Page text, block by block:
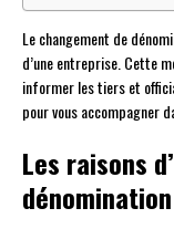
Le changement de
d’une entreprise. Cette
informer les tiers et
pour vous accompagner
Les raisons